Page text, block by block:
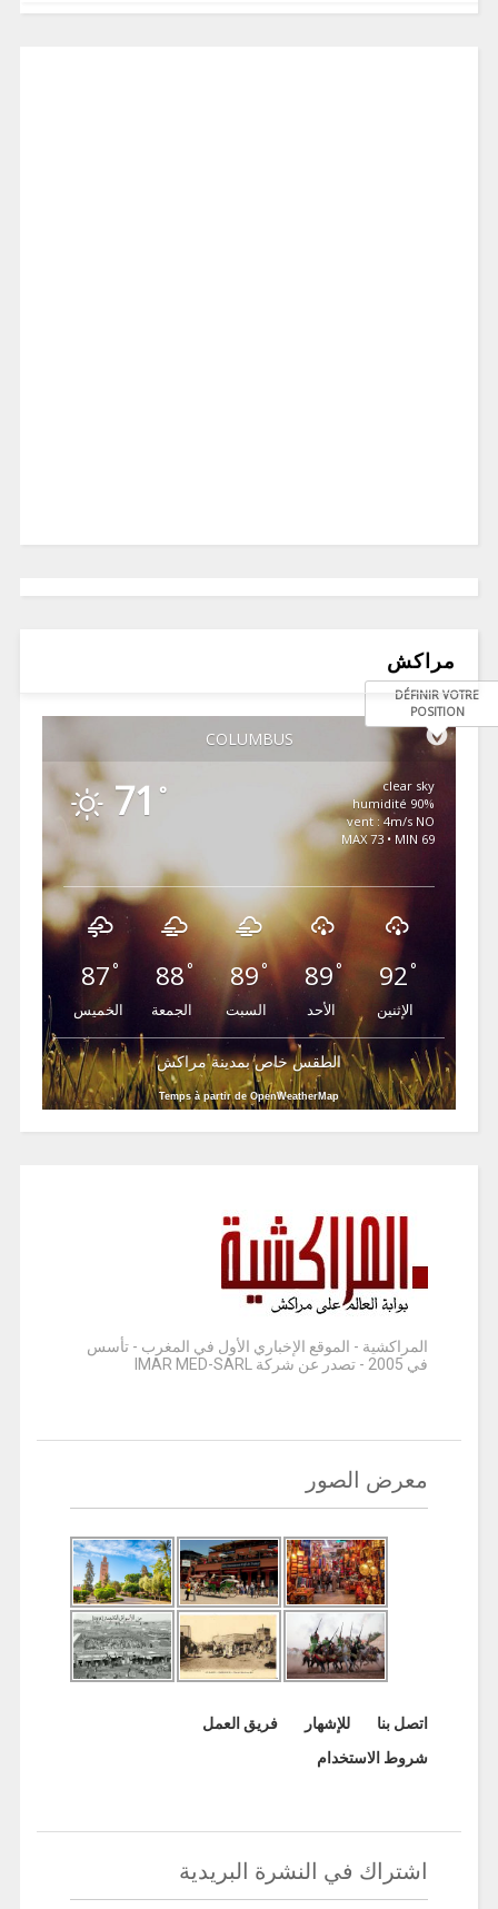
مراكش
COLUMBUS
DÉFINIR VOTRE
POSITION
71 °
clear sky
90% humidité
vent : 4m/s NO
MAX 73 • MIN 69
87°
الخميس
88°
الجمعة
89°
السبت
89°
الأحد
92°
الإثنين
الطقس خاص بمدينة مراكش
Temps à partir de OpenWeatherMap
المراكشية - الموقع الإخباري الأول في المغرب - تأسس
في 2005 - تصدر عن شركة IMAR MED-SARL
معرض الصور
اتصل بنا للإشهار
فريق العمل
شروط الاستخدام
اشتراك في النشرة البريدية